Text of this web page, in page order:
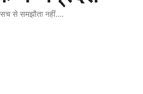
सच से समझौता नहीं….